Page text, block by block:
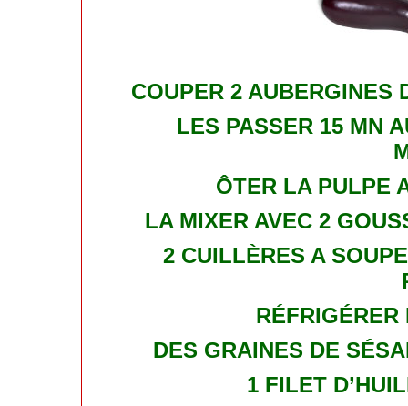
COUPER 2 AUBERGINES
LES PASSER 15 MN
ÔTER LA PULPE
LA MIXER AVEC 2
2 CUILLÈRES A
RÉFRIGÉRER
DES GRAINES DE
1 FILET